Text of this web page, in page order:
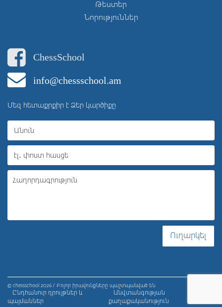
Թեստեր
Նորություններ
ChessSchool
info@chessschool.am
Մեզ հետաքրքիր է Ձեր կարծիքը
Ուղարկել
© chessschool 2026 / Բոլոր իրավունքները պաշտպանված են
Ընդհանուր դրույթներ և
պայմաններ
Անվտանգության
քաղաքականություն